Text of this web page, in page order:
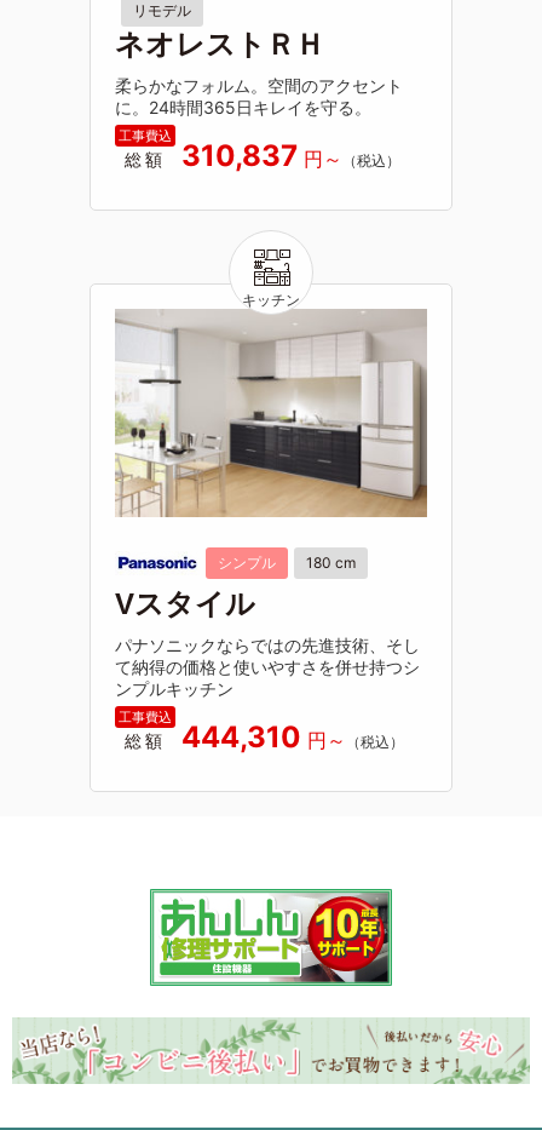
リモデル
ネオレストＲＨ
柔らかなフォルム。空間のアクセント
に。24時間365日キレイを守る。
総額 310,837
シンプル 180 cm
Vスタイル
パナソニックならではの先進技術、そし
て納得の価格と使いやすさを併せ持つシ
ンプルキッチン
総額 444,310